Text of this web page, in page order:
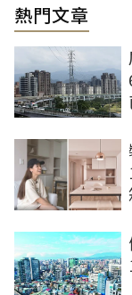
熱門文章